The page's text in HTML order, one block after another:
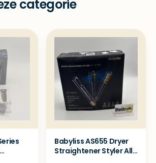
categorie
Babyliss AS655 Dryer
Straightener Styler All